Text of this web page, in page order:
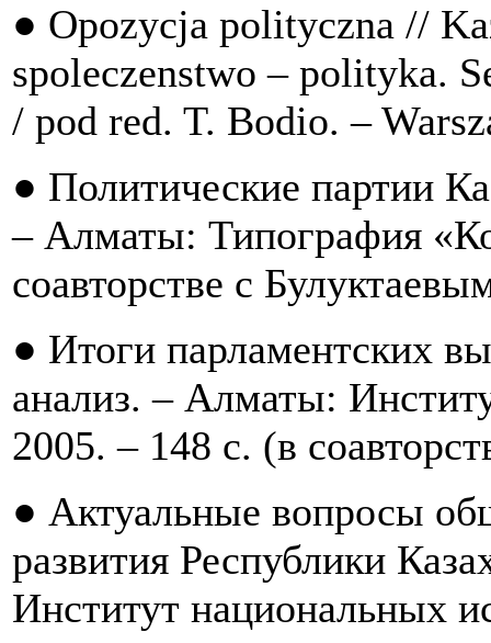
● Opozycja polityczna //
spoleczenstwo – polityka.
/ pod red. T. Bodio. –
● Политические партии
– Алматы: Типография
соавторстве с
● Итоги парламентских
анализ. – Алматы:
2005. – 148 с. (в
● Актуальные вопросы
развития Республики
Институт национальных